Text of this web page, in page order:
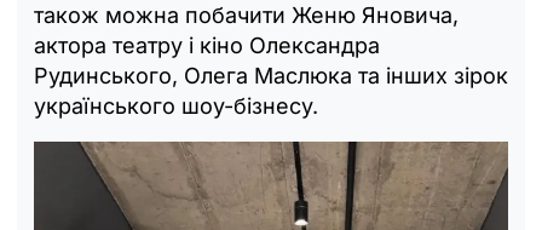
також можна побачити Женю Яновича,
актора театру і кіно Олександра
Рудинського, Олега Маслюка та інших зірок
українського шоу-бізнесу.